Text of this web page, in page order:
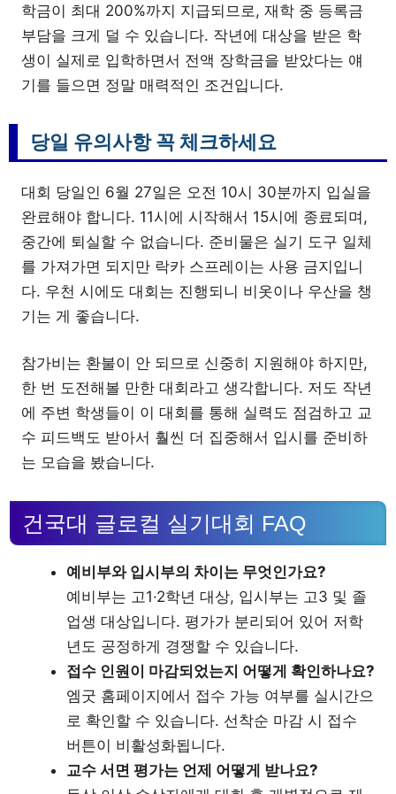
학금이 최대 200%까지 지급되므로, 재학 중 등록금
부담을 크게 덜 수 있습니다. 작년에 대상을 받은 학
생이 실제로 입학하면서 전액 장학금을 받았다는 얘
기를 들으면 정말 매력적인 조건입니다.
당일 유의사항 꼭 체크하세요
대회 당일인 6월 27일은 오전 10시 30분까지 입실을
완료해야 합니다. 11시에 시작해서 15시에 종료되며,
중간에 퇴실할 수 없습니다. 준비물은 실기 도구 일체
를 가져가면 되지만 락카 스프레이는 사용 금지입니
다. 우천 시에도 대회는 진행되니 비옷이나 우산을 챙
기는 게 좋습니다.
참가비는 환불이 안 되므로 신중히 지원해야 하지만,
한 번 도전해볼 만한 대회라고 생각합니다. 저도 작년
에 주변 학생들이 이 대회를 통해 실력도 점검하고 교
수 피드백도 받아서 훨씬 더 집중해서 입시를 준비하
는 모습을 봤습니다.
건국대 글로컬 실기대회 FAQ
예비부와 입시부의 차이는 무엇인가요?
예비부는 고1·2학년 대상, 입시부는 고3 및 졸
업생 대상입니다. 평가가 분리되어 있어 저학
년도 공정하게 경쟁할 수 있습니다.
접수 인원이 마감되었는지 어떻게 확인하나요?
엠굿 홈페이지에서 접수 가능 여부를 실시간으
로 확인할 수 있습니다. 선착순 마감 시 접수
버튼이 비활성화됩니다.
교수 서면 평가는 언제 어떻게 받나요?